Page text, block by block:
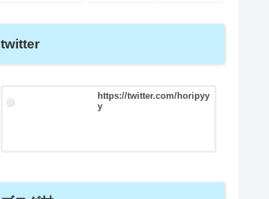
twitter
https://twitter.com/horipyy
y